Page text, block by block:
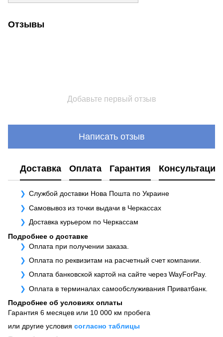
Отзывы
Добавьте первый отзыв
Написать отзыв
Доставка Оплата Гарантия Консультация
Службой доставки Нова Пошта по Украине
Самовывоз из точки выдачи в Черкассах
Доставка курьером по Черкассам
Подробнее о доставке
Оплата при получении заказа.
Оплата по реквизитам на расчетный счет компании.
Оплата банковской картой на сайте через WayForPay.
Оплата в терминалах самообслуживания Приватбанк.
Подробнее об условиях оплаты
Гарантия 6 месяцев или 10 000 км пробега
или другие условия согласно таблицы